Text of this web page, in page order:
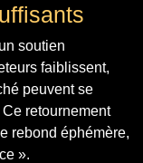
soutien
faiblissent,
peuvent se
retournement
rebond éphémère,
».